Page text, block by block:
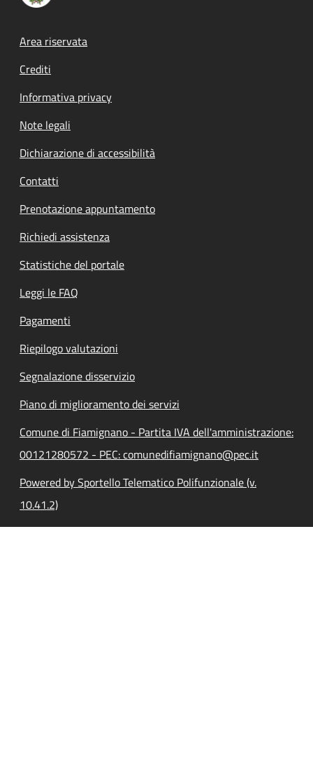
Footer menu
Area riservata
Crediti
Informativa privacy
Note legali
Dichiarazione di accessibilità
Contatti
Prenotazione appuntamento
Richiedi assistenza
Statistiche del portale
Leggi le FAQ
Pagamenti
Riepilogo valutazioni
Segnalazione disservizio
Piano di miglioramento dei servizi
Comune di Fiamignano - Partita IVA dell'amministrazione:
00121280572 - PEC: comunedifiamignano@pec.it
Powered by Sportello Telematico Polifunzionale (v.
10.41.2)